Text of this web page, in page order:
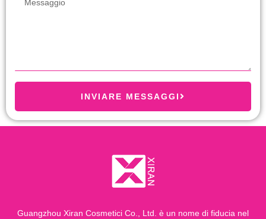
INVIARE MESSAGGI
Guangzhou Xiran Cosmetici Co., Ltd. è un nome di fiducia nel